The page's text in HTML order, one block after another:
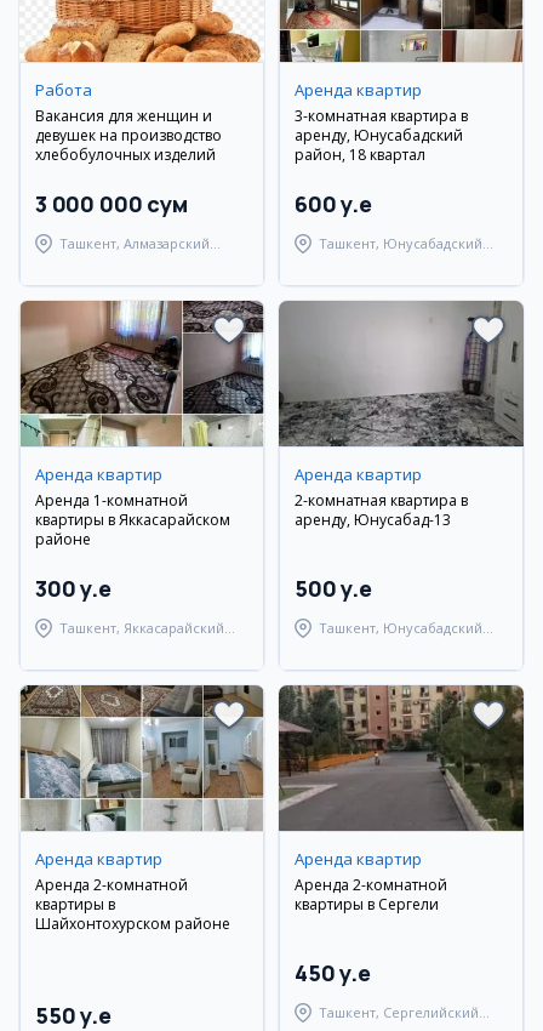
Работа
Вакансия для женщин и
девушек на производство
хлебобулочных изделий
3 000 000 сум
Ташкент, Алмазарский
Аренда квартир
3-комнатная квартира в
аренду, Юнусабадский
район, 18 квартал
600 y.e
Ташкент, Юнусабадский
Аренда квартир
Аренда 1-комнатной
квартиры в Яккасарайском
районе
300 y.e
Ташкент, Яккасарайский
Аренда квартир
2-комнатная квартира в
аренду, Юнусабад-13
500 y.e
Ташкент, Юнусабадский
Аренда квартир
Аренда 2-комнатной
квартиры в
Шайхонтохурском районе
550 y.e
Аренда квартир
Аренда 2-комнатной
квартиры в Сергели
450 y.e
Ташкент, Сергелийский